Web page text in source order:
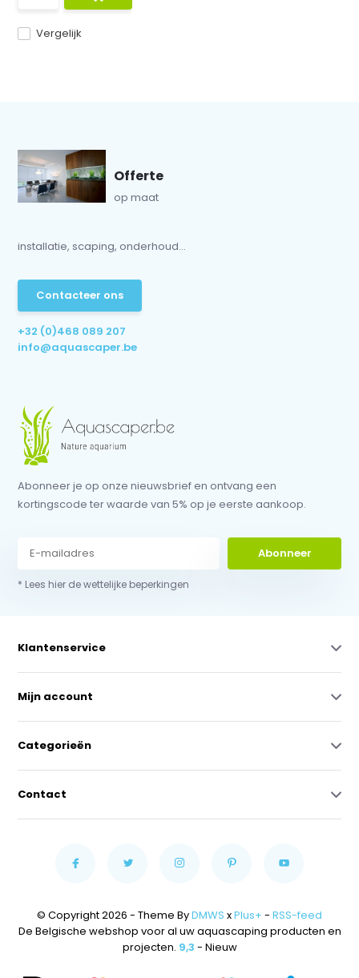
Vergelijk
Offerte
op maat
installatie, scaping, onderhoud...
Contacteer ons
+32 (0)468 089 207
info@aquascaper.be
Abonneer je op onze nieuwsbrief en ontvang een
kortingscode ter waarde van 5% op je eerste aankoop.
Abonneer
* Lees hier de wettelijke beperkingen
Klantenservice
Mijn account
Categorieën
Contact
© Copyright 2026 - Theme ByDMWS xPlus+ - RSS-feed
De Belgische webshop voor al uw aquascaping producten en
projecten. 9,3 - Nieuw